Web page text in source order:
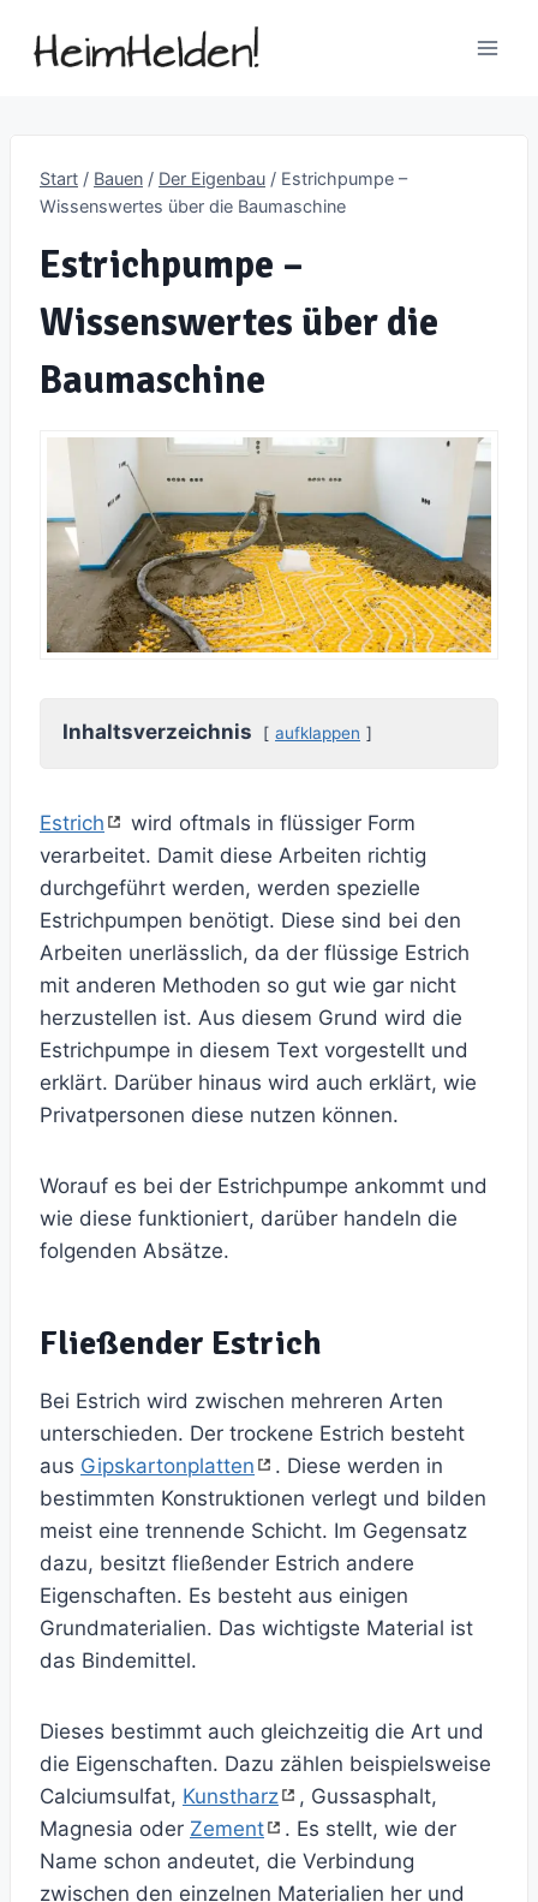
Inhalt
Start / Bauen / Der Eigenbau / Estrichpumpe –
Wissenswertes über die Baumaschine
Estrichpumpe –
Wissenswertes über die
Baumaschine
Inhaltsverzeichnis aufklappen
Estrich
wird oftmals in flüssiger Form
verarbeitet. Damit diese Arbeiten richtig
durchgeführt werden, werden spezielle
Estrichpumpen benötigt. Diese sind bei den
Arbeiten unerlässlich, da der flüssige Estrich
mit anderen Methoden so gut wie gar nicht
herzustellen ist. Aus diesem Grund wird die
Estrichpumpe in diesem Text vorgestellt und
erklärt. Darüber hinaus wird auch erklärt, wie
Privatpersonen diese nutzen können.
Worauf es bei der Estrichpumpe ankommt und
wie diese funktioniert, darüber handeln die
folgenden Absätze.
Fließender Estrich
Bei Estrich wird zwischen mehreren Arten
unterschieden. Der trockene Estrich besteht
aus Gipskartonplatten
. Diese werden in
bestimmten Konstruktionen verlegt und bilden
meist eine trennende Schicht. Im Gegensatz
dazu, besitzt fließender Estrich andere
Eigenschaften. Es besteht aus einigen
Grundmaterialien. Das wichtigste Material ist
das Bindemittel.
Dieses bestimmt auch gleichzeitig die Art und
die Eigenschaften. Dazu zählen beispielsweise
Calciumsulfat, Kunstharz
, Gussasphalt,
Magnesia oder Zement
. Es stellt, wie der
Name schon andeutet, die Verbindung
zwischen den einzelnen Materialien her und